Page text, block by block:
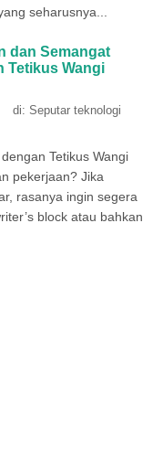
seharusnya...
dan Semangat
Tetikus Wangi
di: Seputar teknologi
Tetikus Wangi
pekerjaan? Jika
rasanya ingin segera
block atau bahkan